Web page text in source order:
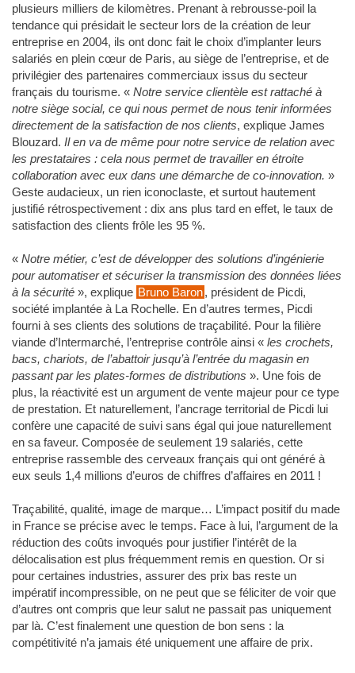
plusieurs milliers de kilomètres. Prenant à rebrousse-poil la
tendance qui présidait le secteur lors de la création de leur
entreprise en 2004, ils ont donc fait le choix d’implanter leurs
salariés en plein cœur de Paris, au siège de l’entreprise, et de
privilégier des partenaires commerciaux issus du secteur
français du tourisme. « Notre service clientèle est rattaché à
notre siège social, ce qui nous permet de nous tenir informées
directement de la satisfaction de nos clients, explique James
Blouzard. Il en va de même pour notre service de relation avec
les prestataires : cela nous permet de travailler en étroite
collaboration avec eux dans une démarche de co-innovation. »
Geste audacieux, un rien iconoclaste, et surtout hautement
justifié rétrospectivement : dix ans plus tard en effet, le taux de
satisfaction des clients frôle les 95 %.
« Notre métier, c’est de développer des solutions d’ingénierie
pour automatiser et sécuriser la transmission des données liées
à la sécurité », explique Bruno Baron, président de Picdi,
société implantée à La Rochelle. En d’autres termes, Picdi
fourni à ses clients des solutions de traçabilité. Pour la filière
viande d’Intermarché, l’entreprise contrôle ainsi « les crochets,
bacs, chariots, de l’abattoir jusqu’à l’entrée du magasin en
passant par les plates-formes de distributions ». Une fois de
plus, la réactivité est un argument de vente majeur pour ce type
de prestation. Et naturellement, l’ancrage territorial de Picdi lui
confère une capacité de suivi sans égal qui joue naturellement
en sa faveur. Composée de seulement 19 salariés, cette
entreprise rassemble des cerveaux français qui ont généré à
eux seuls 1,4 millions d’euros de chiffres d’affaires en 2011 !
Traçabilité, qualité, image de marque… L’impact positif du made
in France se précise avec le temps. Face à lui, l’argument de la
réduction des coûts invoqués pour justifier l’intérêt de la
délocalisation est plus fréquemment remis en question. Or si
pour certaines industries, assurer des prix bas reste un
impératif incompressible, on ne peut que se féliciter de voir que
d’autres ont compris que leur salut ne passait pas uniquement
par là. C’est finalement une question de bon sens : la
compétitivité n’a jamais été uniquement une affaire de prix.